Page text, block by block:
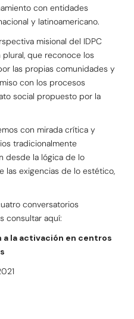
con entidades
y latinoamericano.
misional del IDPC
que reconoce los
las propias comunidades y
con los procesos
social propuesto por la
con mirada crítica y
tradicionalmente
desde la lógica de lo
las exigencias de lo estético,
conversatorios
consultar aquí:
a la activación en centros